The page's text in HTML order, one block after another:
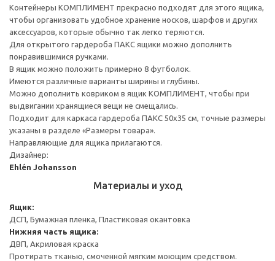
Контейнеры КОМПЛИМЕНТ прекрасно подходят для этого ящика,
чтобы организовать удобное хранение носков, шарфов и других
аксессуаров, которые обычно так легко теряются.
Для открытого гардероба ПАКС ящики можно дополнить
понравившимися ручками.
В ящик можно положить примерно 8 футболок.
Имеются различные варианты ширины и глубины.
Можно дополнить ковриком в ящик КОМПЛИМЕНТ, чтобы при
выдвигании хранящиеся вещи не смещались.
Подходит для каркаса гардероба ПАКС 50x35 см, точные размеры
указаны в разделе «Размеры товара».
Направляющие для ящика прилагаются.
Дизайнер:
Ehlén Johansson
Материалы и уход
Ящик:
ДСП, Бумажная пленка, Пластиковая окантовка
Нижняя часть ящика:
ДВП, Акриловая краска
Протирать тканью, смоченной мягким моющим средством.